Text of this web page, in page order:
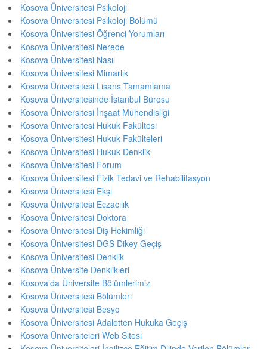
Kosova Üniversitesi Psikoloji
Kosova Üniversitesi Psikoloji Bölümü
Kosova Üniversitesi Öğrenci Yorumları
Kosova Üniversitesi Nerede
Kosova Üniversitesi Nasıl
Kosova Üniversitesi Mimarlık
Kosova Üniversitesi Lisans Tamamlama
Kosova Üniversitesinde İstanbul Bürosu
Kosova Üniversitesi İnşaat Mühendisliği
Kosova Üniversitesi Hukuk Fakültesi
Kosova Üniversitesi Hukuk Fakülteleri
Kosova Üniversitesi Hukuk Denklik
Kosova Üniversitesi Forum
Kosova Üniversitesi Fizik Tedavi ve Rehabilitasyon
Kosova Üniversitesi Ekşi
Kosova Üniversitesi Eczacılık
Kosova Üniversitesi Doktora
Kosova Üniversitesi Diş Hekimliği
Kosova Üniversitesi DGS Dikey Geçiş
Kosova Üniversitesi Denklik
Kosova Üniversite Denklikleri
Kosova’da Üniversite Bölümlerimiz
Kosova Üniversitesi Bölümleri
Kosova Üniversitesi Besyo
Kosova Üniversitesi Adaletten Hukuka Geçiş
Kosova Üniversiteleri Web Sitesi